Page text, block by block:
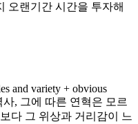
오랜기간 시간을 투자해
and variety + obvious
사, 그에 따른 연혁은 모르
다 그 위상과 거리감이 느